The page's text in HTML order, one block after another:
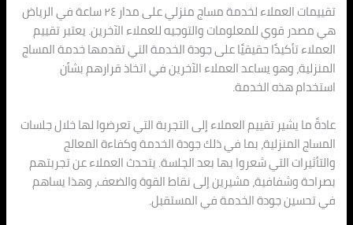
تقييمات العملاء لخدمة مساج منزلي على مدار ٢٤ ساعة في الرياض
هي مصدر قوي للمعلومات والتوجيه للعملاء الآخرين. يعتبر تقييم
العملاء تأكيدًا حقيقيًا على جودة الخدمة التي تقدمها خدمة المساج
المنزلية، وهو يساعد العملاء الآخرين في اتخاذ قرارهم بشأن
استخدام هذه الخدمة.
عادةً ما يشير تقييم العملاء إلى التجربة التي تعرضوا لها خلال جلسات
المساج المنزلية، بما في ذلك جودة الخدمة وكفاءة المعالج
والتأثيرات التي شعروا بها بعد الجلسة. يتحدث العملاء عن تجربتهم
بصراحة وشفافية، مشيرين إلى نقاط القوة والضعف، وهذا يساهم
في تحسين جودة الخدمة في المستقبل.